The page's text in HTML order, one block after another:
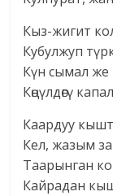
Кыз-жигит
Кубулжуп
Күн сымал же
Көңүлдөгү
Каардуу
Кел, жазым
Таарынган
Кайрадан